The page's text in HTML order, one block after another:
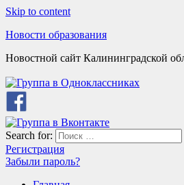
Skip to content
Новости образования
Новостной сайт Калининградской
Search for:
Регистрация
Забыли пароль?